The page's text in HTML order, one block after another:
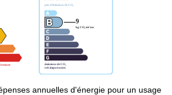
annuelles d'énergie pour un usage